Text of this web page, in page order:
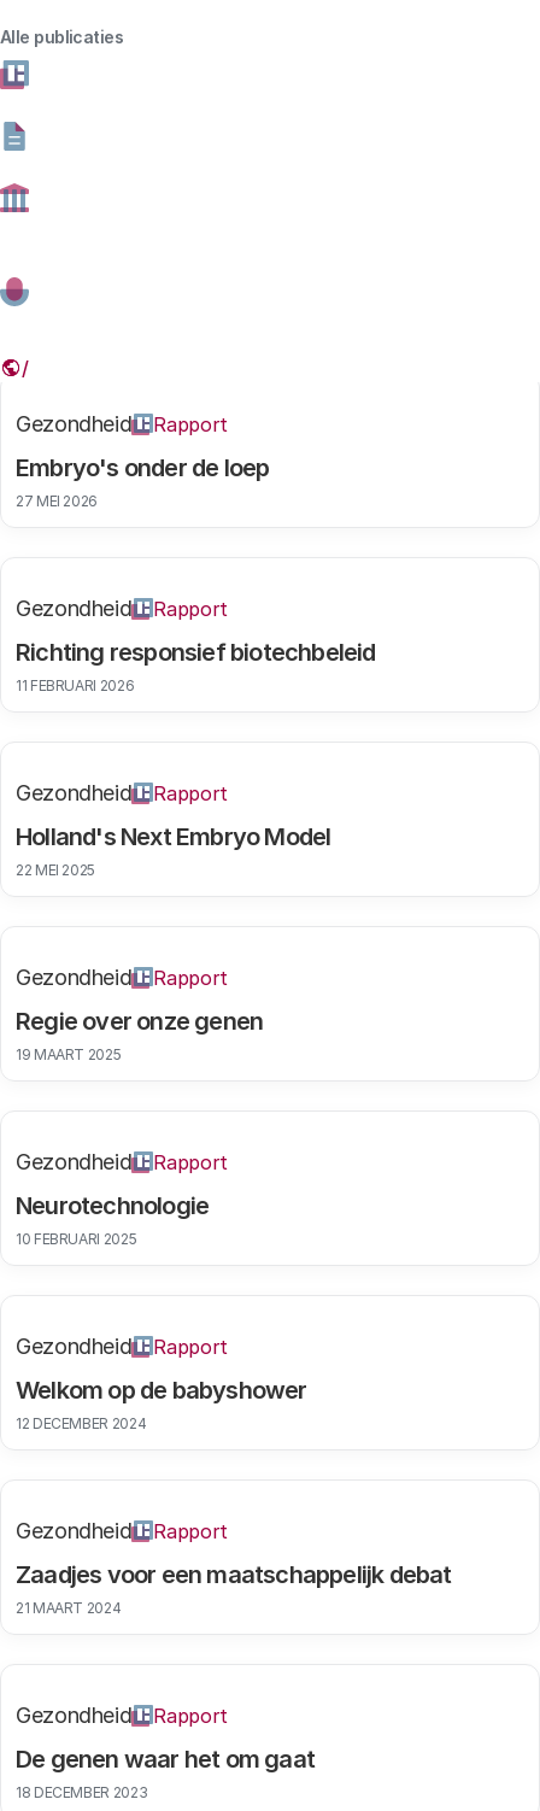
Alle publicaties
Thema
Gevonden resultaten: 48
Embryo's onder de loep
Gezondheid Rapport
27 MEI 2026
Richting responsief biotechbeleid
Gezondheid Rapport
11 FEBRUARI 2026
Holland's Next Embryo Model
Gezondheid Rapport
22 MEI 2025
Regie over onze genen
Gezondheid Rapport
19 MAART 2025
Neurotechnologie
Gezondheid Rapport
10 FEBRUARI 2025
Welkom op de babyshower
Gezondheid Rapport
12 DECEMBER 2024
Zaadjes voor een maatschappelijk debat
Gezondheid Rapport
21 MAART 2024
De genen waar het om gaat
Gezondheid Rapport
18 DECEMBER 2023